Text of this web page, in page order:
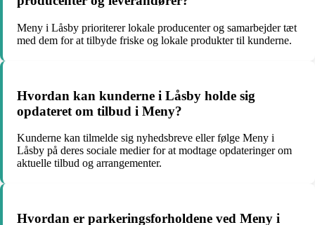
Meny i Låsby prioriterer lokale producenter og samarbejder tæt
med dem for at tilbyde friske og lokale produkter til kunderne.
Hvordan kan kunderne i Låsby holde sig
opdateret om tilbud i Meny?
Kunderne kan tilmelde sig nyhedsbreve eller følge Meny i
Låsby på deres sociale medier for at modtage opdateringer om
aktuelle tilbud og arrangementer.
Hvordan er parkeringsforholdene ved Meny i